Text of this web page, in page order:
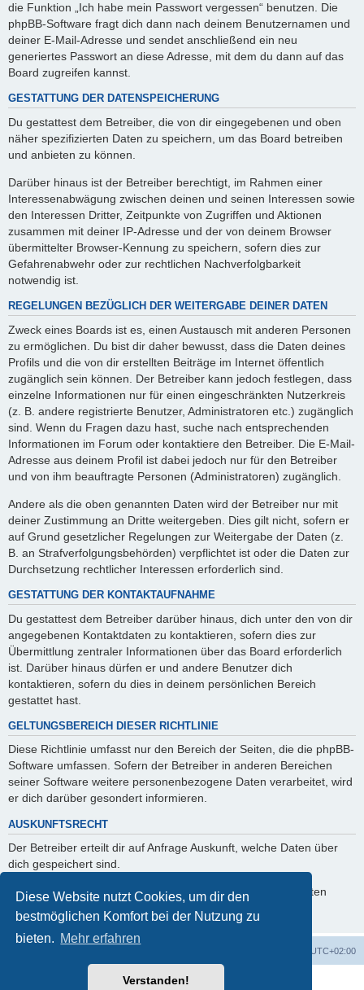
Diese Website nutzt Cookies, um dir den
bestmöglichen Komfort bei der Nutzung zu
bieten. Mehr erfahren
Verstanden!
die Funktion „Ich habe mein Passwort vergessen“ benutzen. Die
phpBB-Software fragt dich dann nach deinem Benutzernamen und
deiner E-Mail-Adresse und sendet anschließend ein neu
generiertes Passwort an diese Adresse, mit dem du dann auf das
Board zugreifen kannst.
GESTATTUNG DER DATENSPEICHERUNG
Du gestattest dem Betreiber, die von dir eingegebenen und oben
näher spezifizierten Daten zu speichern, um das Board betreiben
und anbieten zu können.
Darüber hinaus ist der Betreiber berechtigt, im Rahmen einer
Interessenabwägung zwischen deinen und seinen Interessen sowie
den Interessen Dritter, Zeitpunkte von Zugriffen und Aktionen
zusammen mit deiner IP-Adresse und der von deinem Browser
übermittelter Browser-Kennung zu speichern, sofern dies zur
Gefahrenabwehr oder zur rechtlichen Nachverfolgbarkeit
notwendig ist.
REGELUNGEN BEZÜGLICH DER WEITERGABE DEINER DATEN
Zweck eines Boards ist es, einen Austausch mit anderen Personen
zu ermöglichen. Du bist dir daher bewusst, dass die Daten deines
Profils und die von dir erstellten Beiträge im Internet öffentlich
zugänglich sein können. Der Betreiber kann jedoch festlegen, dass
einzelne Informationen nur für einen eingeschränkten Nutzerkreis
(z. B. andere registrierte Benutzer, Administratoren etc.) zugänglich
sind. Wenn du Fragen dazu hast, suche nach entsprechenden
Informationen im Forum oder kontaktiere den Betreiber. Die E-Mail-
Adresse aus deinem Profil ist dabei jedoch nur für den Betreiber
und von ihm beauftragte Personen (Administratoren) zugänglich.
Andere als die oben genannten Daten wird der Betreiber nur mit
deiner Zustimmung an Dritte weitergeben. Dies gilt nicht, sofern er
auf Grund gesetzlicher Regelungen zur Weitergabe der Daten (z.
B. an Strafverfolgungsbehörden) verpflichtet ist oder die Daten zur
Durchsetzung rechtlicher Interessen erforderlich sind.
GESTATTUNG DER KONTAKTAUFNAHME
Du gestattest dem Betreiber darüber hinaus, dich unter den von dir
angegebenen Kontaktdaten zu kontaktieren, sofern dies zur
Übermittlung zentraler Informationen über das Board erforderlich
ist. Darüber hinaus dürfen er und andere Benutzer dich
kontaktieren, sofern du dies in deinem persönlichen Bereich
gestattet hast.
GELTUNGSBEREICH DIESER RICHTLINIE
Diese Richtlinie umfasst nur den Bereich der Seiten, die die phpBB-
Software umfassen. Sofern der Betreiber in anderen Bereichen
seiner Software weitere personenbezogene Daten verarbeitet, wird
er dich darüber gesondert informieren.
AUSKUNFTSRECHT
Der Betreiber erteilt dir auf Anfrage Auskunft, welche Daten über
dich gespeichert sind.
Du kannst jederzeit die Löschung bzw. Sperrung deiner Daten
verlangen. Kontaktiere hierzu bitte den Betreiber.
UTC+02:00
Powered byphpBB® Forum Software © phpBB Limited